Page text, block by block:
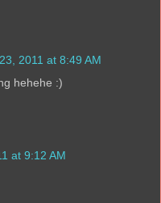
2011 at 8:49 AM
hehehe :)
at 9:12 AM